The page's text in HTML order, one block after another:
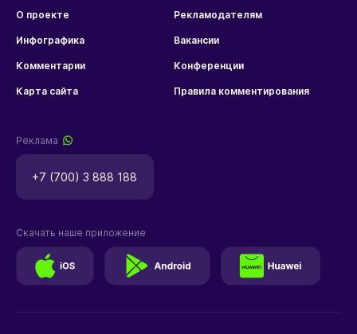
О проекте Рекламодателям
Инфографика Вакансии
Комментарии Конференции
Карта сайта Правила комментирования
Реклама
+7 (700) 3 888 188
Скачать наше приложение